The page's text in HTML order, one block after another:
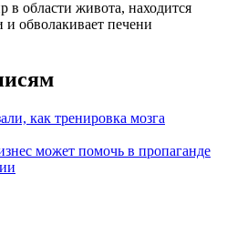
области живота, находится
обволакивает печени
как тренировка мозга
может помочь в пропаганде